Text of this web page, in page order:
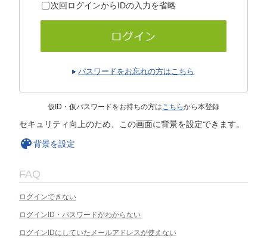
次回ログインからIDの入力を省略
パスワードをお忘れの方はこちら
仮ID・仮パスワードをお持ちの方はこちらから本登録
セキュリティ向上のため、この画面に背景を設定できます。
背景を設定
FAQ
ログインできない
ログインID・パスワードがわからない
ログインIDにしていたメールアドレスが使えない